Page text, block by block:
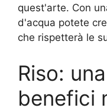
quest'arte. Con
d'acqua potete
che rispetterà le
Riso:
benefici